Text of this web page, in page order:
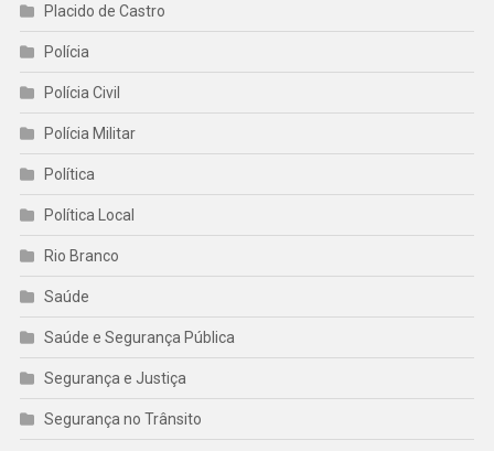
Placido de Castro
Polícia
Polícia Civil
Polícia Militar
Política
Política Local
Rio Branco
Saúde
Saúde e Segurança Pública
Segurança e Justiça
Segurança no Trânsito